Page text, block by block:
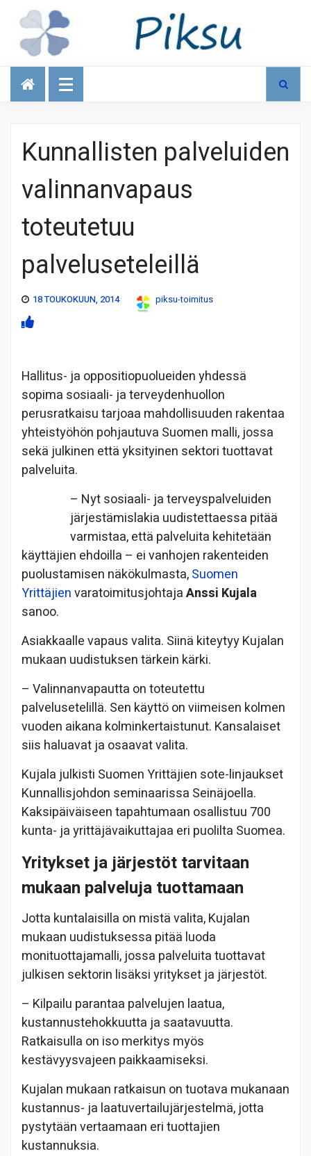
Talous
Kunnallisten palveluiden
valinnanvapaus
toteutetuu
palveluseteleillä
18 TOUKOKUUN, 2014 piksu-toimitus
Hallitus- ja oppositiopuolueiden yhdessä
sopima sosiaali- ja terveydenhuollon
perusratkaisu tarjoaa mahdollisuuden rakentaa
yhteistyöhön pohjautuva Suomen malli, jossa
sekä julkinen että yksityinen sektori tuottavat
palveluita.
– Nyt sosiaali- ja terveyspalveluiden
järjestämislakia uudistettaessa pitää
varmistaa, että palveluita kehitetään
käyttäjien ehdoilla – ei vanhojen rakenteiden
puolustamisen näkökulmasta,Suomen
YrittäjienvaratoimitusjohtajaAnssi Kujala
sanoo.
Asiakkaalle vapaus valita. Siinä kiteytyy Kujalan
mukaan uudistuksen tärkein kärki.
– Valinnanvapautta on toteutettu
palvelusetelillä. Sen käyttö on viimeisen kolmen
vuoden aikana kolminkertaistunut. Kansalaiset
siis haluavat ja osaavat valita.
Kujala julkisti Suomen Yrittäjien sote-linjaukset
Kunnallisjohdon seminaarissa Seinäjoella.
Kaksipäiväiseen tapahtumaan osallistuu 700
kunta- ja yrittäjävaikuttajaa eri puolilta Suomea.
Yritykset ja järjestöt tarvitaan
mukaan palveluja tuottamaan
Jotta kuntalaisilla on mistä valita, Kujalan
mukaan uudistuksessa pitää luoda
monituottajamalli, jossa palveluita tuottavat
julkisen sektorin lisäksi yritykset ja järjestöt.
– Kilpailu parantaa palvelujen laatua,
kustannustehokkuutta ja saatavuutta.
Ratkaisulla on iso merkitys myös
kestävyysvajeen paikkaamiseksi.
Kujalan mukaan ratkaisun on tuotava mukanaan
kustannus- ja laatuvertailujärjestelmä, jotta
pystytään vertaamaan eri tuottajien
kustannuksia.